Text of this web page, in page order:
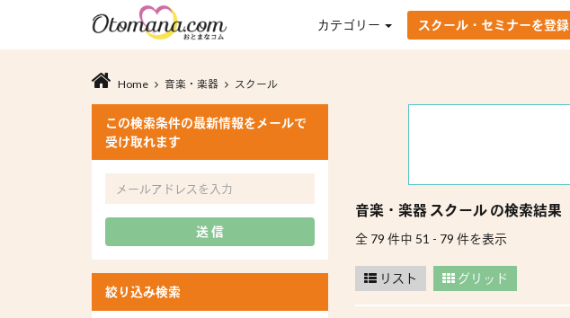
カテゴリー スクール・セミナーを登録
Home 音楽・楽器 スクール
この検索条件の最新情報をメールで
受け取れます
送 信
絞り込み検索
音楽・楽器 スクール の検索結果
全 79 件中 51 - 79 件を表示
リスト グリッド